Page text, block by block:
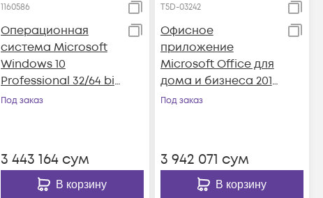
1160586
Операционная
система Microsoft
Windows 10
Professional 32/64 bit
SP2 Rus Only USB RS
Под заказ
3 443 164сум
В корзину
T5D-03242
Офисное
приложение
Microsoft Office для
дома и бизнеса 2019
(BOX)
Под заказ
3 942 071 сум
В корзину